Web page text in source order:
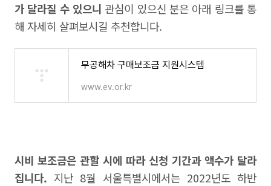
가 달라질 수 있으니 관심이 있으신 분은 아래 링크를 통
해 자세히 살펴보시길 추천합니다.
무공해차 구매보조금 지원시스템
www.ev.or.kr
시비 보조금은 관할 시에 따라 신청 기간과 액수가 달라
집니다.지난 8월 서울특별시에서는 2022년도 하반